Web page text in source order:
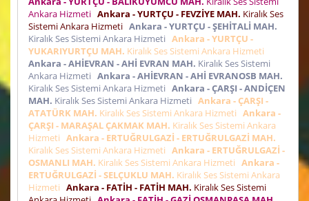
Ankara Hizmeti Ankara - YURTÇU - FEVZİYE MAH. Kiralık Ses
Sistemi Ankara Hizmeti Ankara - YURTÇU - ŞEHİTALİ MAH.
Kiralık Ses Sistemi Ankara Hizmeti Ankara - YURTÇU -
YUKARIYURTÇU MAH. Kiralık Ses Sistemi Ankara Hizmeti
Ankara - AHİEVRAN - AHİ EVRAN MAH. Kiralık Ses Sistemi
Ankara Hizmeti Ankara - AHİEVRAN - AHİ EVRANOSB MAH.
Kiralık Ses Sistemi Ankara Hizmeti Ankara - ÇARŞI - ANDİÇEN
MAH. Kiralık Ses Sistemi Ankara Hizmeti Ankara - ÇARŞI -
ATATÜRK MAH. Kiralık Ses Sistemi Ankara Hizmeti Ankara -
ÇARŞI - MARAŞAL ÇAKMAK MAH. Kiralık Ses Sistemi Ankara
Hizmeti Ankara - ERTUĞRULGAZİ - ERTUĞRULGAZİ MAH.
Kiralık Ses Sistemi Ankara Hizmeti Ankara - ERTUĞRULGAZİ -
OSMANLI MAH. Kiralık Ses Sistemi Ankara Hizmeti Ankara -
ERTUĞRULGAZİ - SELÇUKLU MAH. Kiralık Ses Sistemi Ankara
Hizmeti Ankara - FATİH - FATİH MAH. Kiralık Ses Sistemi